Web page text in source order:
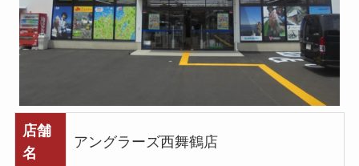
店舗
名
アングラーズ西舞鶴店